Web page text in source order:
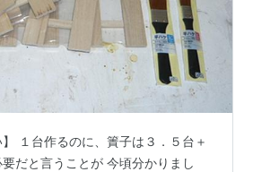
】 １台作るのに、簀子は３．５台＋
だと言うことが 今頃分かりまし